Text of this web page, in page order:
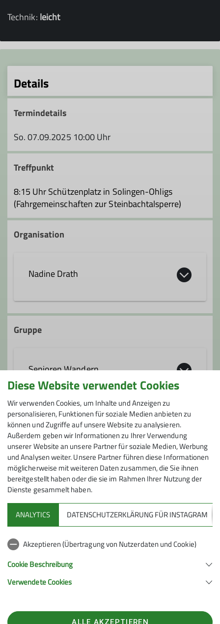
Technik: leicht
Details
Termindetails
So. 07.09.2025 10:00 Uhr
Treffpunkt
8:15 Uhr Schützenplatz in Solingen-Ohligs
(Fahrgemeinschaften zur Steinbachtalsperre)
Organisation
Nadine Drath
0212 65003457
Ämter
Wanderleiter/-in
Gruppe
Senioren Wandern
Gruppenabende der Wanderer
Jeden ersten Dienstag im Monat um
18:30 Uhr im Sektionszentrum
Stresemannstr. 17 in Solingen-Wald
Auskunft erteilt: Werner Lindenberg Tel.
0212 – 42626
Anmeldung ab / bis
17.08.2025 / 19.09.2025
Maximale Teilnehmeranzahl
16
Sektion Solingen im Deutschen Alpenverein e.V.
Diese Website verwendet Cookies
Wir verwenden Cookies, um Inhalte und Anzeigen zu
personalisieren, Funktionen für soziale Medien anbieten zu
können und Zugriffe auf unsere Website zu analysieren.
Außerdem geben wir Informationen zu Ihrer Verwendung
unserer Website an unsere Partner für soziale Medien, Werbung
und Analysen weiter. Unsere Partner führen diese Informationen
möglicherweise mit weiteren Daten zusammen, die Sie ihnen
bereitgestellt haben oder die sie im Rahmen Ihrer Nutzung der
Dienste gesammelt haben.
ANALYTICS DATENSCHUTZERKLÄRUNG FÜR INSTAGRAM
Akzeptieren (Übertragung von Nutzerdaten und Cookie)
Cookie Beschreibung
Verwendete Cookies
ALLE AKZEPTIEREN